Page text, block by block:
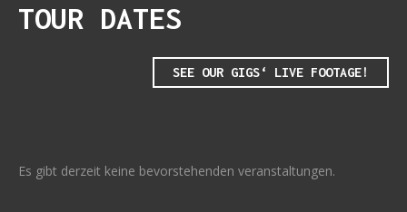
TOUR DATES
SEE OUR GIGS‘ LIVE FOOTAGE!
Es gibt derzeit keine bevorstehenden veranstaltungen.